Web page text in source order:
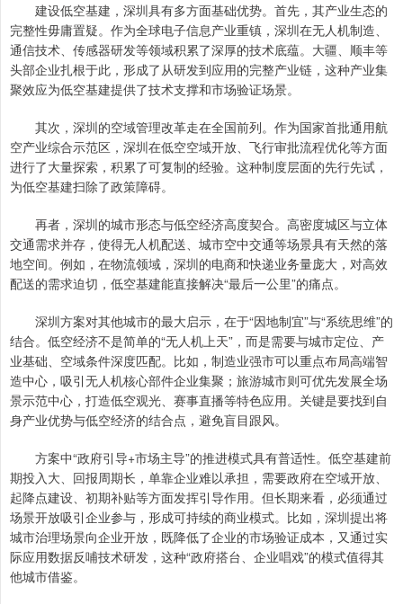
建设低空基建，深圳具有多方面基础优势。首先，其产业生态的
完整性毋庸置疑。作为全球电子信息产业重镇，深圳在无人机制造、
通信技术、传感器研发等领域积累了深厚的技术底蕴。大疆、顺丰等
头部企业扎根于此，形成了从研发到应用的完整产业链，这种产业集
聚效应为低空基建提供了技术支撑和市场验证场景。
其次，深圳的空域管理改革走在全国前列。作为国家首批通用航
空产业综合示范区，深圳在低空空域开放、飞行审批流程优化等方面
进行了大量探索，积累了可复制的经验。这种制度层面的先行先试，
为低空基建扫除了政策障碍。
再者，深圳的城市形态与低空经济高度契合。高密度城区与立体
交通需求并存，使得无人机配送、城市空中交通等场景具有天然的落
地空间。例如，在物流领域，深圳的电商和快递业务量庞大，对高效
配送的需求迫切，低空基建能直接解决“最后一公里”的痛点。
深圳方案对其他城市的最大启示，在于“因地制宜”与“系统思维”的
结合。低空经济不是简单的“无人机上天”，而是需要与城市定位、产
业基础、空域条件深度匹配。比如，制造业强市可以重点布局高端智
造中心，吸引无人机核心部件企业集聚；旅游城市则可优先发展全场
景示范中心，打造低空观光、赛事直播等特色应用。关键是要找到自
身产业优势与低空经济的结合点，避免盲目跟风。
方案中“政府引导+市场主导”的推进模式具有普适性。低空基建前
期投入大、回报周期长，单靠企业难以承担，需要政府在空域开放、
起降点建设、初期补贴等方面发挥引导作用。但长期来看，必须通过
场景开放吸引企业参与，形成可持续的商业模式。比如，深圳提出将
城市治理场景向企业开放，既降低了企业的市场验证成本，又通过实
际应用数据反哺技术研发，这种“政府搭台、企业唱戏”的模式值得其
他城市借鉴。